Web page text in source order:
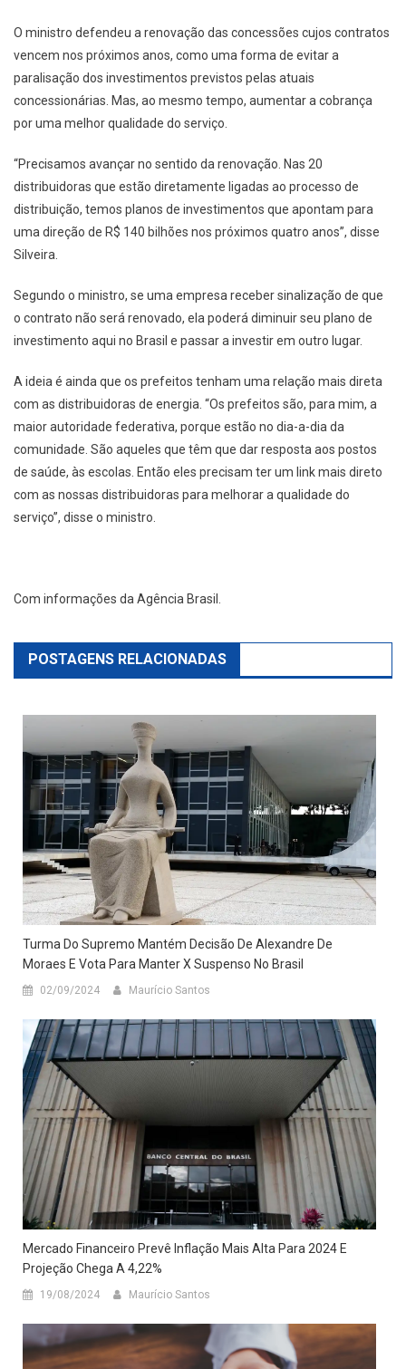
O ministro defendeu a renovação das concessões cujos contratos
vencem nos próximos anos, como uma forma de evitar a
paralisação dos investimentos previstos pelas atuais
concessionárias. Mas, ao mesmo tempo, aumentar a cobrança
por uma melhor qualidade do serviço.
“Precisamos avançar no sentido da renovação. Nas 20
distribuidoras que estão diretamente ligadas ao processo de
distribuição, temos planos de investimentos que apontam para
uma direção de R$ 140 bilhões nos próximos quatro anos”, disse
Silveira.
Segundo o ministro, se uma empresa receber sinalização de que
o contrato não será renovado, ela poderá diminuir seu plano de
investimento aqui no Brasil e passar a investir em outro lugar.
A ideia é ainda que os prefeitos tenham uma relação mais direta
com as distribuidoras de energia. “Os prefeitos são, para mim, a
maior autoridade federativa, porque estão no dia-a-dia da
comunidade. São aqueles que têm que dar resposta aos postos
de saúde, às escolas. Então eles precisam ter um link mais direto
com as nossas distribuidoras para melhorar a qualidade do
serviço”, disse o ministro.
Com informações da Agência Brasil.
POSTAGENS RELACIONADAS
Turma Do Supremo Mantém Decisão De Alexandre De
Moraes E Vota Para Manter X Suspenso No Brasil
02/09/2024 Maurício Santos
Mercado Financeiro Prevê Inflação Mais Alta Para 2024 E
Projeção Chega A 4,22%
19/08/2024 Maurício Santos